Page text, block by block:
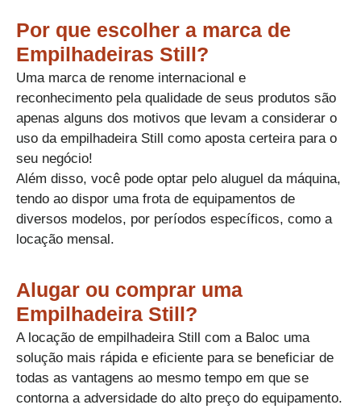
Por que escolher a marca de
Empilhadeiras Still?​
Uma marca de renome internacional e
reconhecimento pela qualidade de seus produtos são
apenas alguns dos motivos que levam a considerar o
uso da empilhadeira Still como aposta certeira para o
seu negócio!​
Além disso, você pode optar pelo aluguel da máquina,
tendo ao dispor uma frota de equipamentos de
diversos modelos, por períodos específicos, como a
locação mensal.
Alugar ou comprar uma
Empilhadeira Still?
A locação de empilhadeira Still com a Baloc uma
solução mais rápida e eficiente para se beneficiar de
todas as vantagens ao mesmo tempo em que se
contorna a adversidade do alto preço do equipamento.​